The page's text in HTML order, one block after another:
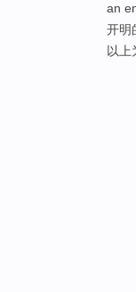
an
开明
以上